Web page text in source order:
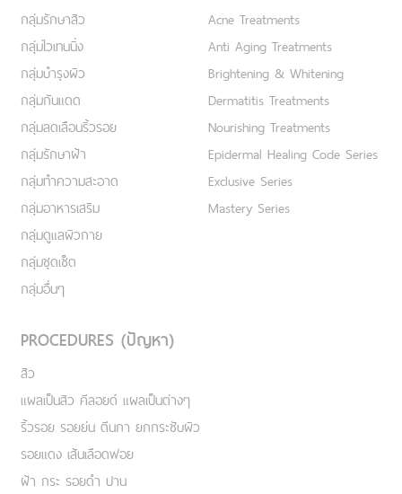
กลุ่มรักษาสิว
กลุ่มไวเทนนิ่ง
กลุ่มบำรุงผิว
กลุ่มกันแดด
กลุ่มลดเลือนริ้วรอย
กลุ่มรักษาฝ้า
กลุ่มทำความสะอาด
กลุ่มอาหารเสริม
กลุ่มดูแลผิวกาย
กลุ่มชุดเซ็ต
กลุ่มอื่นๆ
Acne Treatments
Anti Aging Treatments
Brightening & Whitening
Dermatitis Treatments
Nourishing Treatments
Epidermal Healing Code Series
Exclusive Series
Mastery Series
PROCEDURES (ปัญหา)
สิว
แผลเป็นสิว คีลอยด์ แผลเป็นต่างๆ
ริ้วรอย รอยย่น ตีนกา ยกกระชับผิว
รอยแดง เส้นเลือดฟอย
ฝ้า กระ รอยดำ ปาน